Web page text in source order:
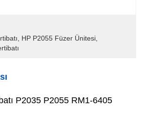
HP P2055 Füzer Ünitesi
P2035 P2055 RM1-6405